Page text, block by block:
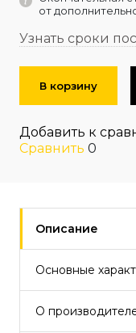
от
Узнать сроки
В корзину
Добавить к
Сравнить 0
Описание
Основные
О